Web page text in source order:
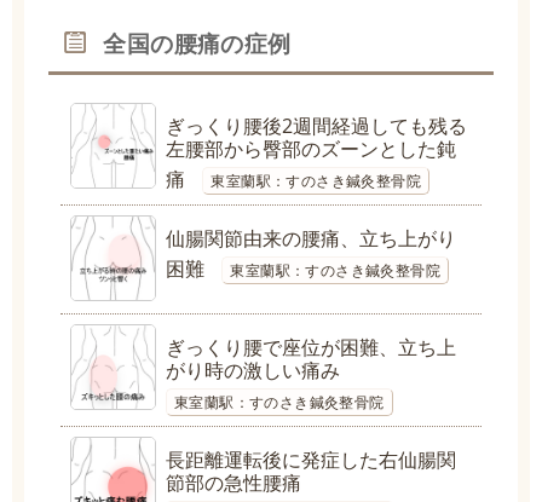
全国の腰痛の症例
ぎっくり腰後2週間経過しても残る
左腰部から臀部のズーンとした鈍
痛
東室蘭駅：すのさき鍼灸整骨院
仙腸関節由来の腰痛、立ち上がり
困難
東室蘭駅：すのさき鍼灸整骨院
ぎっくり腰で座位が困難、立ち上
がり時の激しい痛み
東室蘭駅：すのさき鍼灸整骨院
長距離運転後に発症した右仙腸関
節部の急性腰痛